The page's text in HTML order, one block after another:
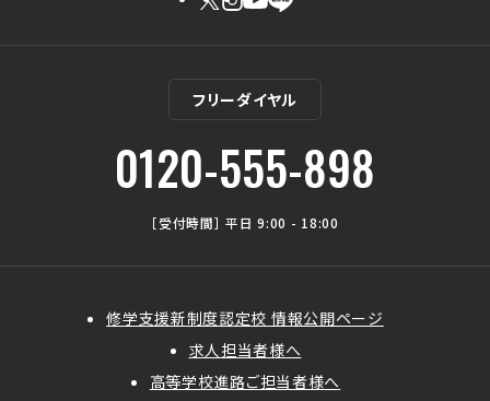
フリーダイヤル
0120-555-898
［受付時間］ 平日 9:00 - 18:00
修学支援新制度認定校 情報公開ページ
求人担当者様へ
高等学校進路ご担当者様へ